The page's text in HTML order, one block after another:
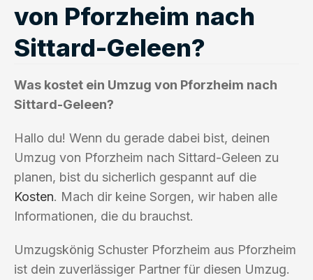
von Pforzheim nach
Sittard-Geleen?
Was kostet ein Umzug von Pforzheim nach
Sittard-Geleen?
Hallo du! Wenn du gerade dabei bist, deinen
Umzug von Pforzheim nach Sittard-Geleen zu
planen, bist du sicherlich gespannt auf die
Kosten. Mach dir keine Sorgen, wir haben alle
Informationen, die du brauchst.
Umzugskönig Schuster Pforzheim aus Pforzheim
ist dein zuverlässiger Partner für diesen Umzug.